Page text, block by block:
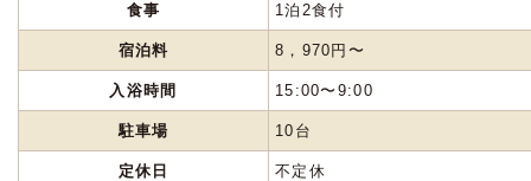
食事 1泊2食付
宿泊料 8，970円〜
入浴時間 15:00〜9:00
駐車場 10台
定休日 不定休